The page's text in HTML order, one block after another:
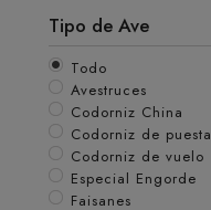
Tipo de Ave
Todo
Avestruces
Codorniz China
Codorniz de puesta
Codorniz de vuelo
Especial Engorde
Faisanes